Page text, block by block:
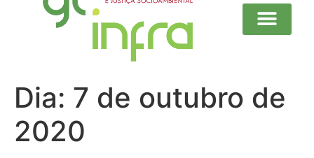
Dia: 7 de outubro de
2020